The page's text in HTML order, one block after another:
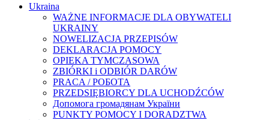
Ukraina
WAŻNE INFORMACJE DLA OBYWATELI
UKRAINY
NOWELIZACJA PRZEPISÓW
DEKLARACJA POMOCY
OPIEKA TYMCZASOWA
ZBIÓRKI i ODBIÓR DARÓW
PRACA / РОБОТА
PRZEDSIĘBIORCY DLA UCHODŹCÓW
Допомога громадянам України
PUNKTY POMOCY I DORADZTWA